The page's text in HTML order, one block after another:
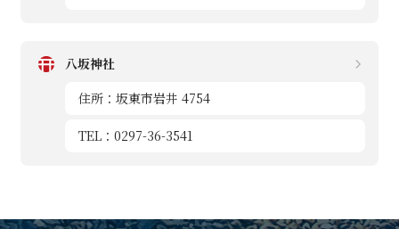
八坂神社
住所：坂東市岩井 4754
TEL：0297-36-3541